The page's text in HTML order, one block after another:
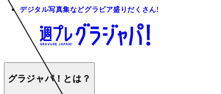
デジタル写真集などグラビア盛りだくさん!
グラジャパ！とは？